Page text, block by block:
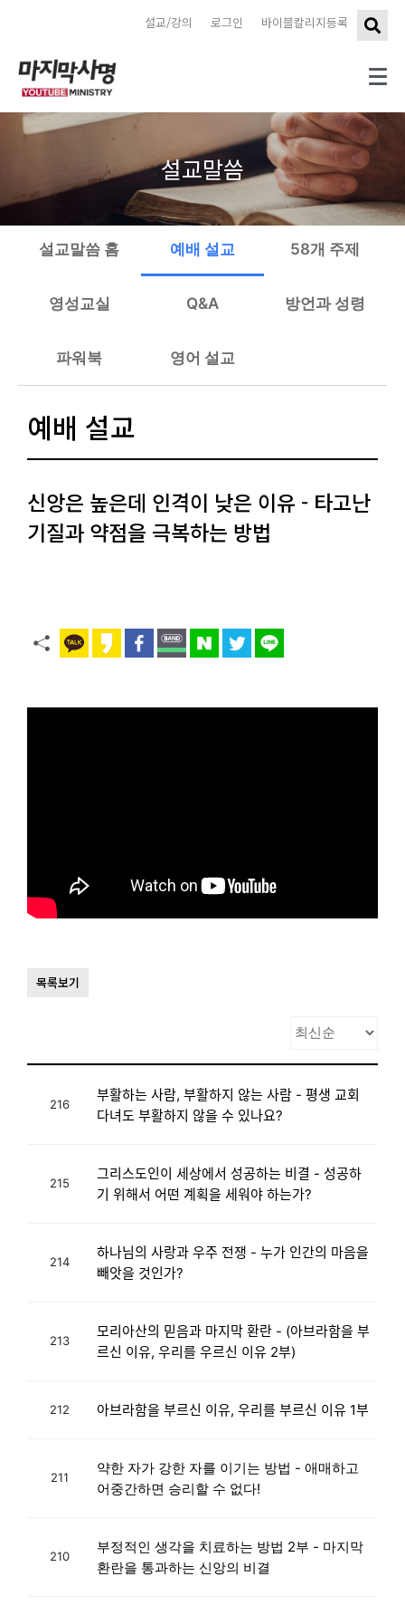
바이블칼리지등록
로그인
설교/강의
설교말씀
설교말씀 홈 예배 설교 58개 주제
영성교실 Q&A 방언과 성령
파워북 영어 설교
예배 설교
신앙은 높은데 인격이 낮은 이유 - 타고난
기질과 약점을 극복하는 방법
목록보기
216
부활하는 사람, 부활하지 않는 사람 - 평생 교회
다녀도 부활하지 않을 수 있나요?
215
그리스도인이 세상에서 성공하는 비결 - 성공하
기 위해서 어떤 계획을 세워야 하는가?
214
하나님의 사랑과 우주 전쟁 - 누가 인간의 마음을
빼앗을 것인가?
213
모리아산의 믿음과 마지막 환란 - (아브라함을 부
르신 이유, 우리를 우르신 이유 2부)
212 아브라함을 부르신 이유, 우리를 부르신 이유 1부
211
약한 자가 강한 자를 이기는 방법 - 애매하고
어중간하면 승리할 수 없다!
210
부정적인 생각을 치료하는 방법 2부 - 마지막
환란을 통과하는 신앙의 비결